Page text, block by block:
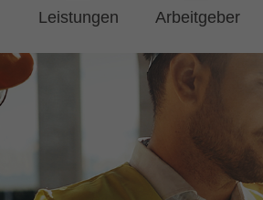
Leistungen Arbeitgeber